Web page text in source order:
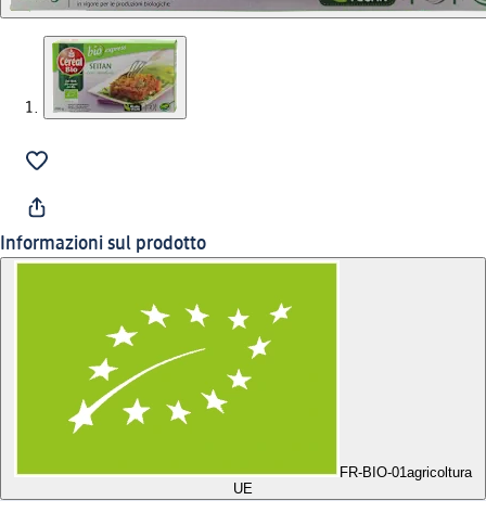
Informazioni sul prodotto
FR-BIO-01agricoltura
UE